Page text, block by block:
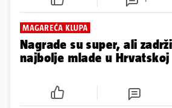
MAGAREĆA KLUPA
Nagrade su super, ali
najbolje mlade u Hrvatskoj